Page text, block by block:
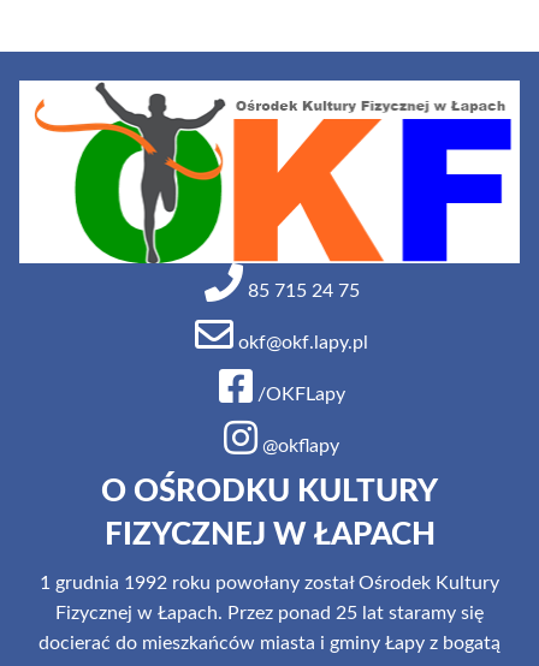
85 715 24 75
okf@okf.lapy.pl
/OKFLapy
@okflapy
O OŚRODKU KULTURY
FIZYCZNEJ W ŁAPACH
1 grudnia 1992 roku powołany został Ośrodek Kultury
Fizycznej w Łapach. Przez ponad 25 lat staramy się
docierać do mieszkańców miasta i gminy Łapy z bogatą